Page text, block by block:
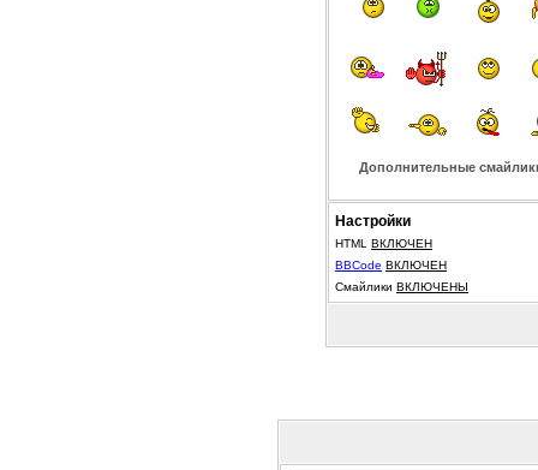
Дополнительные
Настройки
HTML ВКЛЮЧЕН
BBCode ВКЛЮЧЕН
Смайлики ВКЛЮЧЕНЫ